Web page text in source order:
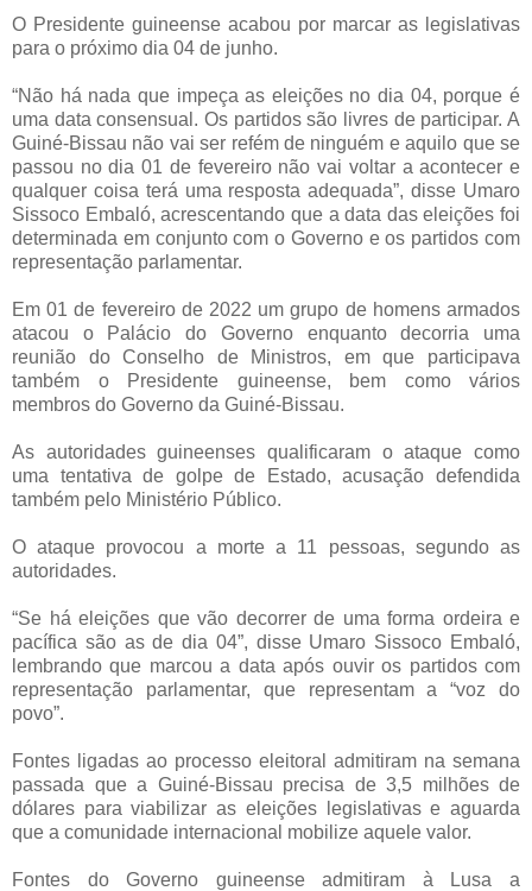
O Presidente guineense acabou por marcar as legislativas
para o próximo dia 04 de junho.
“Não há nada que impeça as eleições no dia 04, porque é
uma data consensual. Os partidos são livres de participar. A
Guiné-Bissau não vai ser refém de ninguém e aquilo que se
passou no dia 01 de fevereiro não vai voltar a acontecer e
qualquer coisa terá uma resposta adequada”, disse Umaro
Sissoco Embaló, acrescentando que a data das eleições foi
determinada em conjunto com o Governo e os partidos com
representação parlamentar.
Em 01 de fevereiro de 2022 um grupo de homens armados
atacou o Palácio do Governo enquanto decorria uma
reunião do Conselho de Ministros, em que participava
também o Presidente guineense, bem como vários
membros do Governo da Guiné-Bissau.
As autoridades guineenses qualificaram o ataque como
uma tentativa de golpe de Estado, acusação defendida
também pelo Ministério Público.
O ataque provocou a morte a 11 pessoas, segundo as
autoridades.
“Se há eleições que vão decorrer de uma forma ordeira e
pacífica são as de dia 04”, disse Umaro Sissoco Embaló,
lembrando que marcou a data após ouvir os partidos com
representação parlamentar, que representam a “voz do
povo”.
Fontes ligadas ao processo eleitoral admitiram na semana
passada que a Guiné-Bissau precisa de 3,5 milhões de
dólares para viabilizar as eleições legislativas e aguarda
que a comunidade internacional mobilize aquele valor.
Fontes do Governo guineense admitiram à Lusa a